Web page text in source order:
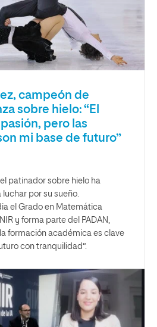
campeón de
sobre hielo: “El
pero las
mi base de futuro”
patinador sobre hielo ha
por su sueño.
el Grado en Matemática
y forma parte del PADAN,
formación académica es clave
con tranquilidad”.